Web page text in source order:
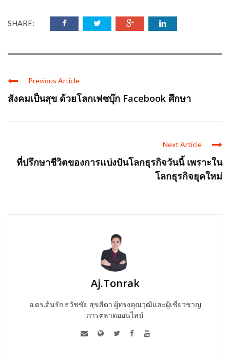
SHARE:
Previous Article
สังคมเป็นสุข ด้วยโลกเฟซบุ๊ก Facebook ศึกษา
Next Article
ที่ปรึกษาชีวิตของการแบ่งปันโลกธุรกิจวันนี้ เพราะใน
โลกธุรกิจยุคใหม่
Aj.Tonrak
อ.ดร.ต้นรัก ธวัชชัย สุขสีดา ผู้ทรงคุณวุฒิและผู้เชี่ยวชาญ
การตลาดออนไลน์